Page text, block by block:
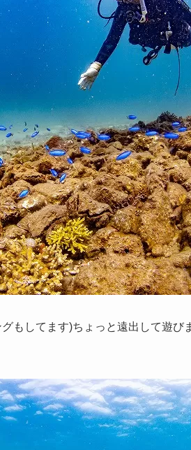
もしてます)ちょっと遠出して遊び